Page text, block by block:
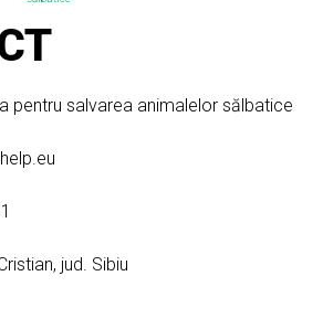
pentru salvarea animalelor sălbatice
jud. Sibiu